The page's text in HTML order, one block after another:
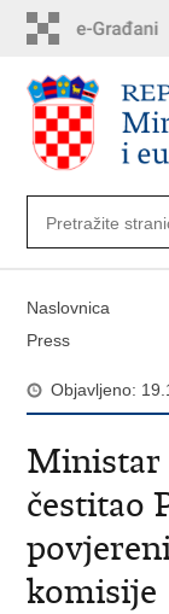
sadržaj
Naslovnica
Press
Objavljeno:
Ministar
čestitao
komisije